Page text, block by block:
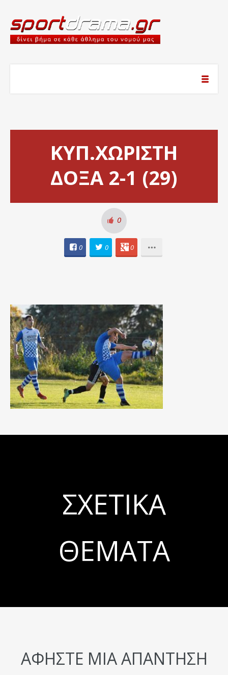
ΚΥΠ.ΧΩΡΙΣΤΗ
ΔΟΞΑ 2-1 (29)
0
0 0 0
ΣΧΕΤΙΚΆ
ΘΈΜΑΤΑ
ΑΦΉΣΤΕ ΜΙΑ ΑΠΆΝΤΗΣΗ